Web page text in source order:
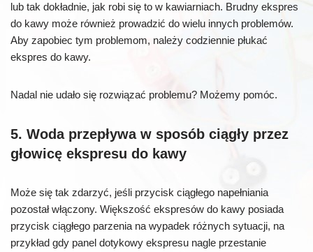
lub tak dokładnie, jak robi się to w kawiarniach. Brudny ekspres
do kawy może również prowadzić do wielu innych problemów.
Aby zapobiec tym problemom, należy codziennie płukać
ekspres do kawy.
Nadal nie udało się rozwiązać problemu? Możemy pomóc.
5. Woda przepływa w sposób ciągły przez
głowicę ekspresu do kawy
Może się tak zdarzyć, jeśli przycisk ciągłego napełniania
pozostał włączony. Większość ekspresów do kawy posiada
przycisk ciągłego parzenia na wypadek różnych sytuacji, na
przykład gdy panel dotykowy ekspresu nagle przestanie